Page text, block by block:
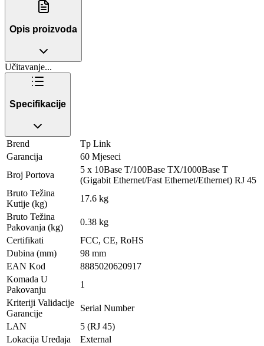
Opis proizvoda
Učitavanje...
Specifikacije
Brend
Tp Link
Garancija
60 Mjeseci
Broj Portova
5 x 10Base T/100Base TX/1000Base T
(Gigabit Ethernet/Fast Ethernet/Ethernet) RJ 45
Bruto Težina
Kutije (kg)
17.6 kg
Bruto Težina
Pakovanja (kg)
0.38 kg
Certifikati
FCC, CE, RoHS
Dubina (mm)
98 mm
EAN Kod
8885020620917
Komada U
Pakovanju
1
Kriteriji Validacije
Garancije
Serial Number
LAN
5 (RJ 45)
Lokacija Uređaja
External